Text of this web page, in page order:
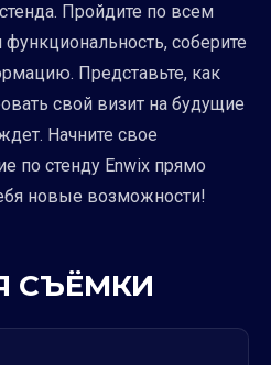
Пройдите по всем
соберите
Представьте, как
свой визит на будущие
Начните свое
по стенду Enwix прямо
новые возможности!
СЪЁМКИ